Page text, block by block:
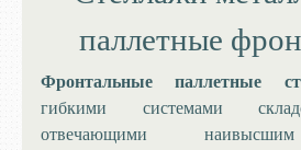
паллетные
Фронтальные паллетные
гибкими системами
отвечающими